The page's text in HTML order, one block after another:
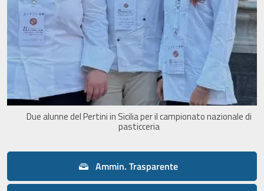
Due alunne del Pertini in Sicilia per il campionato nazionale di
pasticceria
Ammin. Trasparente